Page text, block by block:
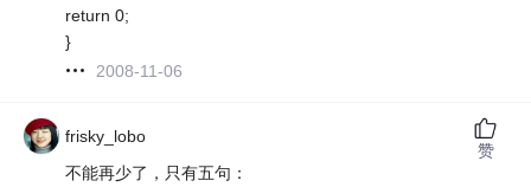
return 0;
}
2008-11-06
frisky_lobo
不能再少了，只有五句：
赞